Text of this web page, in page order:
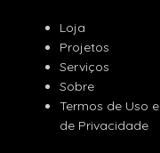
Loja
Projetos
Serviços
Sobre
Termos de Uso
de Privacidade